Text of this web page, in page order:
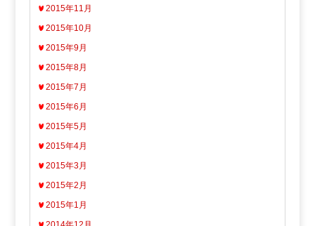
2015年11月
2015年10月
2015年9月
2015年8月
2015年7月
2015年6月
2015年5月
2015年4月
2015年3月
2015年2月
2015年1月